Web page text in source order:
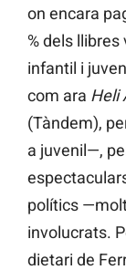
on encara
% dels
infantil i
com ara Heli
(Tàndem),
a juvenil—,
polítics
involucrats.
dietari de